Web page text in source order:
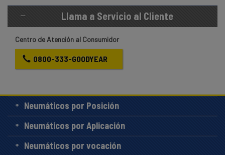
Llama a Servicio al Cliente
Centro de Atención al Consumidor
0800-333-GOODYEAR
Neumáticos por Posición
Neumáticos por Aplicación
Neumáticos por vocación